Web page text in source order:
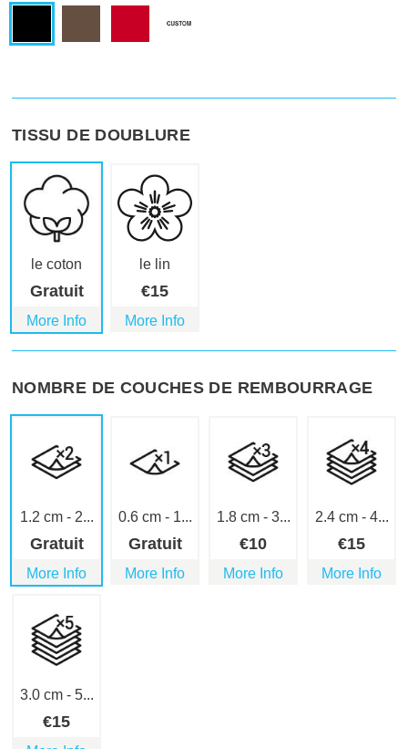
TISSU DE DOUBLURE
le coton
Gratuit
More Info
le lin
€15
More Info
NOMBRE DE COUCHES DE REMBOURRAGE
1.2 cm - 2...
Gratuit
More Info
0.6 cm - 1...
Gratuit
More Info
1.8 cm - 3...
€10
More Info
2.4 cm - 4...
€15
More Info
3.0 cm - 5...
€15